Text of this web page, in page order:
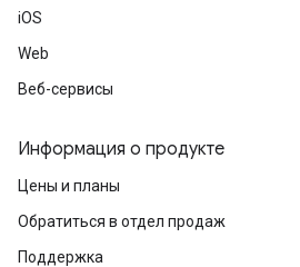
iOS
Web
Веб-сервисы
Информация о продукте
Цены и планы
Обратиться в отдел продаж
Поддержка